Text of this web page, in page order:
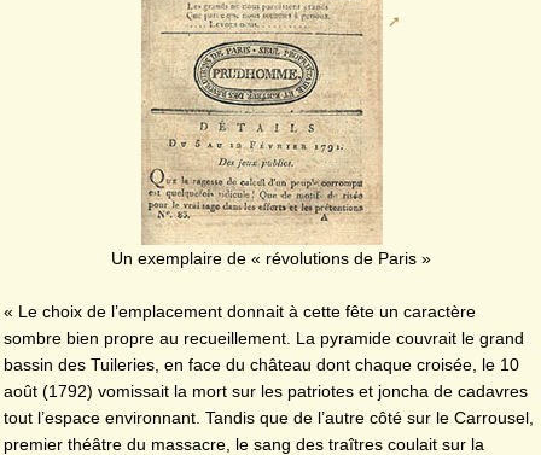
Un exemplaire de « révolutions de Paris »
« Le choix de l’emplacement donnait à cette fête un caractère
sombre bien propre au recueillement. La pyramide couvrait le grand
bassin des Tuileries, en face du château dont chaque croisée, le 10
août (1792) vomissait la mort sur les patriotes et joncha de cadavres
tout l’espace environnant. Tandis que de l’autre côté sur le Carrousel,
premier théâtre du massacre, le sang des traîtres coulait sur la